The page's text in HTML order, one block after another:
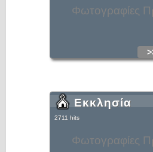
Φωτογραφίες
Φωτογραφίες
Εκκλησία
2711 hits